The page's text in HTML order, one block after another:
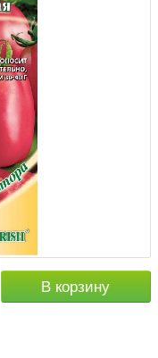
В корзину